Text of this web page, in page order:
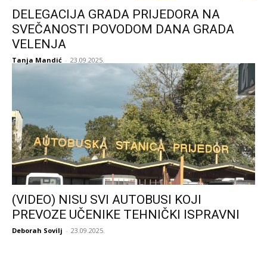
DELEGACIJA GRADA PRIJEDORA NA
SVEČANOSTI POVODOM DANA GRADA
VELENJA
Tanja Mandić - 23.09.2025.
(VIDEO) NISU SVI AUTOBUSI KOJI
PREVOZE UČENIKE TEHNIČKI ISPRAVNI
Deborah Sovilj - 23.09.2025.